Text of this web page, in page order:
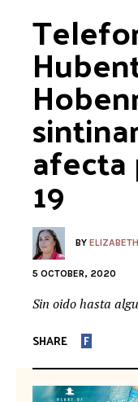
afecta
19
BY
5 OCTOBER, 2020
Sin oido hasta
SHARE F